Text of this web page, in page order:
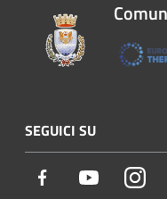
SEGUICI SU
Facebook Youtube